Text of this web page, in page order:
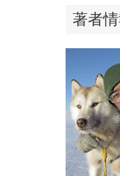
著者